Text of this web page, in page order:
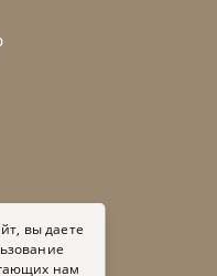
вы даете
нам